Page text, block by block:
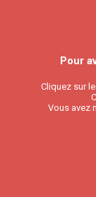
Pour
Cliquez sur
Vous avez